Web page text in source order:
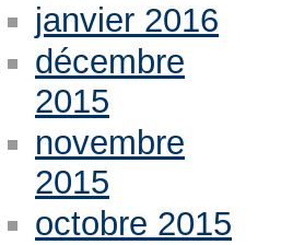
janvier 2016
décembre
2015
novembre
2015
octobre 2015